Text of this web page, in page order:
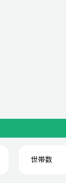
世帯数